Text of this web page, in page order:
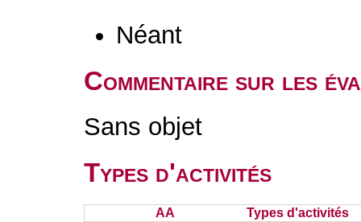
Néant
Commentaire sur les
Sans objet
Types d'activités
AA Types d'activités